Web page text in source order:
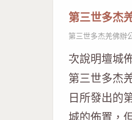
第三世多杰
第三世多杰羌佛辦
次說明壇城
第三世多杰
日所發出的
城的佈置，